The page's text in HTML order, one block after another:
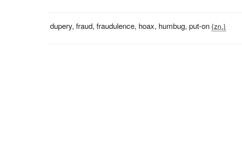
dupery,fraud,fraudulence, hoax, humbug,put-on {zn.}